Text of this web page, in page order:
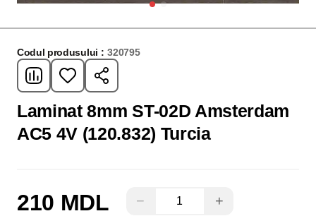
Codul produsului : 320795
Laminat 8mm ST-02D Amsterdam
AC5 4V (120.832) Turcia
210 MDL − +